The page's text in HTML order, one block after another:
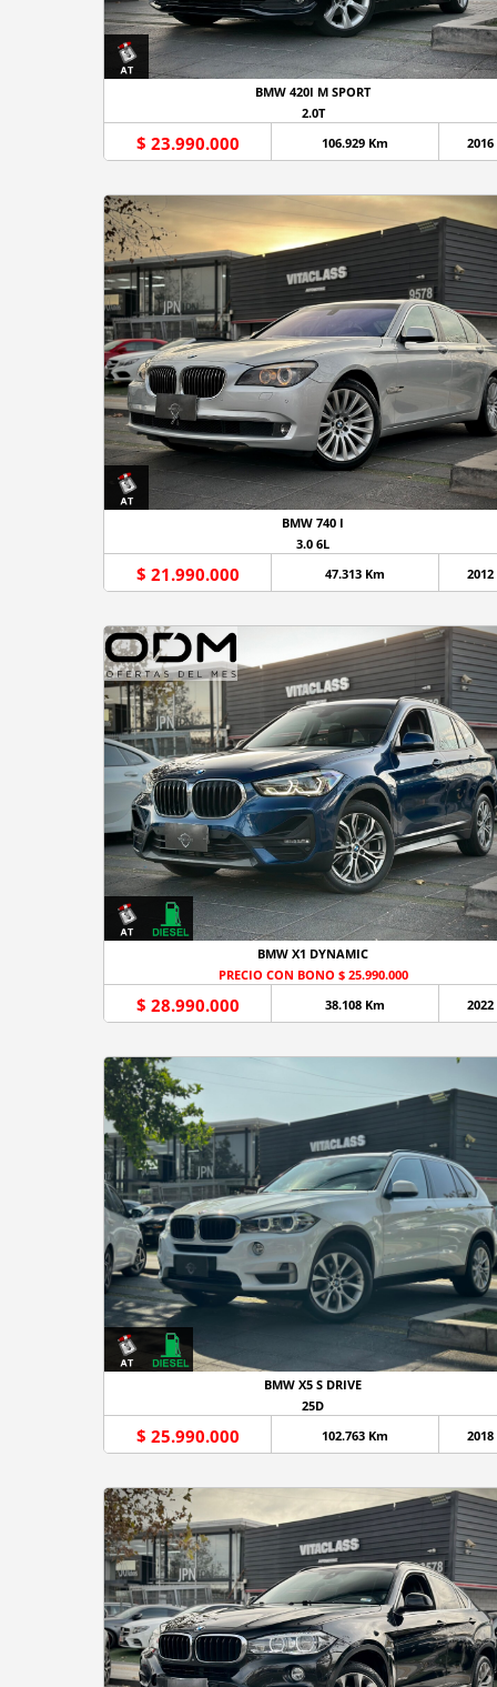
BMW 420I M SPORT
2.0T
$ 23.990.000 106.929 Km 2016
BMW 740 I
3.0 6L
$ 21.990.000 47.313 Km 2012
BMW X1 DYNAMIC
PRECIO CON BONO $ 25.990.000
$ 28.990.000 38.108 Km 2022
BMW X5 S DRIVE
25D
$ 25.990.000 102.763 Km 2018